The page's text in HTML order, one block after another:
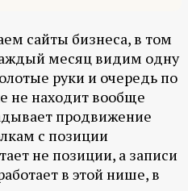
сайты бизнеса, в том
месяц видим одну
руки и очередь по
не находит вообще
продвижение
с позиции
не позиции, а записи
в этой нише, в